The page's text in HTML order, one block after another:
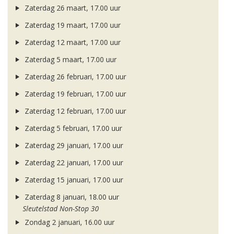
Zaterdag 26 maart, 17.00 uur
Zaterdag 19 maart, 17.00 uur
Zaterdag 12 maart, 17.00 uur
Zaterdag 5 maart, 17.00 uur
Zaterdag 26 februari, 17.00 uur
Zaterdag 19 februari, 17.00 uur
Zaterdag 12 februari, 17.00 uur
Zaterdag 5 februari, 17.00 uur
Zaterdag 29 januari, 17.00 uur
Zaterdag 22 januari, 17.00 uur
Zaterdag 15 januari, 17.00 uur
Zaterdag 8 januari, 18.00 uur
Sleutelstad Non-Stop 30
Zondag 2 januari, 16.00 uur